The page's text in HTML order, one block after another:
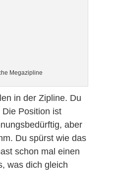
Megazipline
in der Zipline. Du
Die Position ist
aber
Du spürst wie das
schon mal einen
was dich gleich